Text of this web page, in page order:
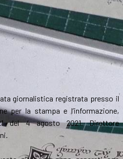
giornalistica registrata presso il
per la stampa e l’informazione,
del 4 agosto 2021. Direttore